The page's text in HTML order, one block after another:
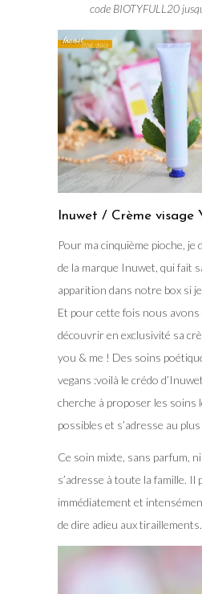
code BIOTYFULL20
Inuwet / Crème visage
Pour ma cinquième pioche,
de la marque Inuwet, qui fait
apparition dans notre box si
Et pour cette fois nous avons
découvrir en exclusivité sa
you & me ! Des soins
vegans :voilà le crédo
cherche à proposer les soins
possibles et s’adresse au
Ce soin mixte, sans parfum,
s’adresse à toute la famille.
immédiatement et
de dire adieu aux tiraillements.